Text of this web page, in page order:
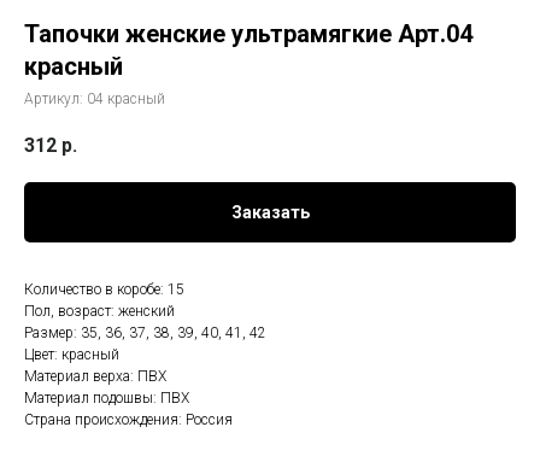
Тапочки женские ультрамягкие Арт.04
красный
Артикул: 04 красный
312 р.
Заказать
Количество в коробе: 15
Пол, возраст: женский
Размер: 35, 36, 37, 38, 39, 40, 41, 42
Цвет: красный
Материал верха: ПВХ
Материал подошвы: ПВХ
Страна происхождения: Россия